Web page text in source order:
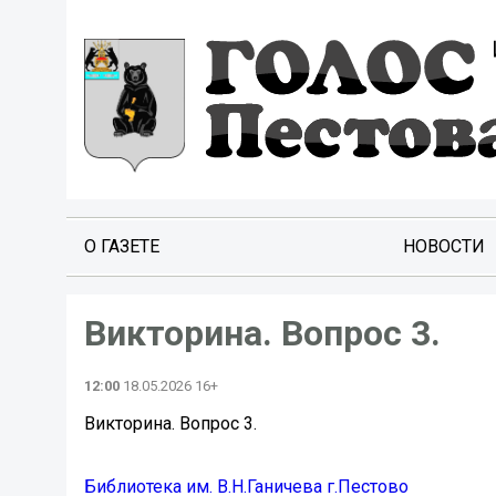
О ГАЗЕТЕ НОВОСТИ
Викторина. Вопрос 3.
12:00 18.05.2026 16+
Викторина. Вопрос 3.
Библиотека им. В.Н.Ганичева г.Пестово